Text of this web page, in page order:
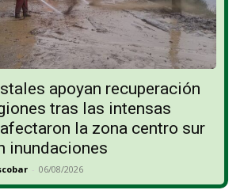
apoyan recuperación
tras las intensas
la zona centro sur
inundaciones
- 06/08/2026